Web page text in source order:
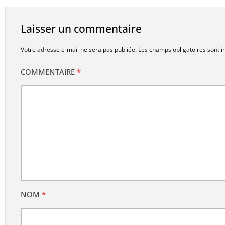
Laisser un commentaire
Votre adresse e-mail ne sera pas publiée. Les champs obligatoires sont
COMMENTAIRE *
NOM *